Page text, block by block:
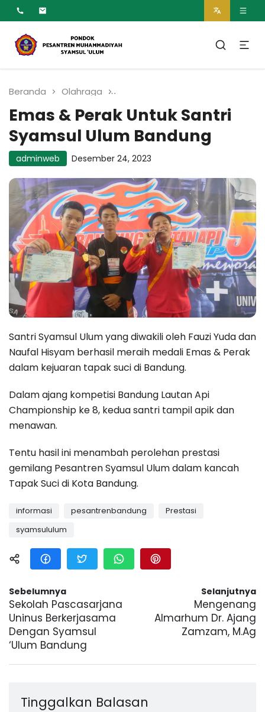
Pesantren Syamsul
Ulum Muhammadiyah
Beranda Olahraga
Emas & Perak Untuk Santri
Syamsul Ulum Bandung
adminweb Desember 24, 2023
Santri Syamsul Ulum yang diwakili oleh Fauzi Yuda dan
Naufal Hisyam berhasil meraih medali Emas & Perak
dalam kejuaran tapak suci di Bandung.
Dalam ajang kompetisi Bandung Lautan Api
Championship ke 8, kedua santri tampil apik dan
menawan.
Tentu hasil ini menambah perolehan prestasi
gemilang Pesantren Syamsul Ulum dalam kancah
Tapak Suci di Kota Bandung.
informasi pesantrenbandung
Prestasi
syamsululum
Sebelumnya
Sekolah Pascasarjana
Uninus Berkerjasama
Dengan Syamsul
‘Ulum Bandung
Selanjutnya
Mengenang
Almarhum Dr. Ajang
Zamzam, M.Ag
Tinggalkan Balasan